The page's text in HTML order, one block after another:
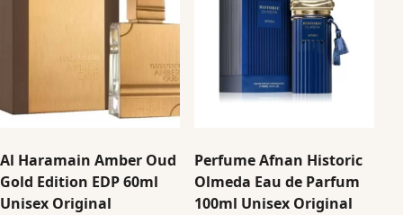
Al Haramain Amber Oud
Gold Edition EDP 60ml
Unisex Original
Perfume Afnan Historic
Olmeda Eau de Parfum
100ml Unisex Original